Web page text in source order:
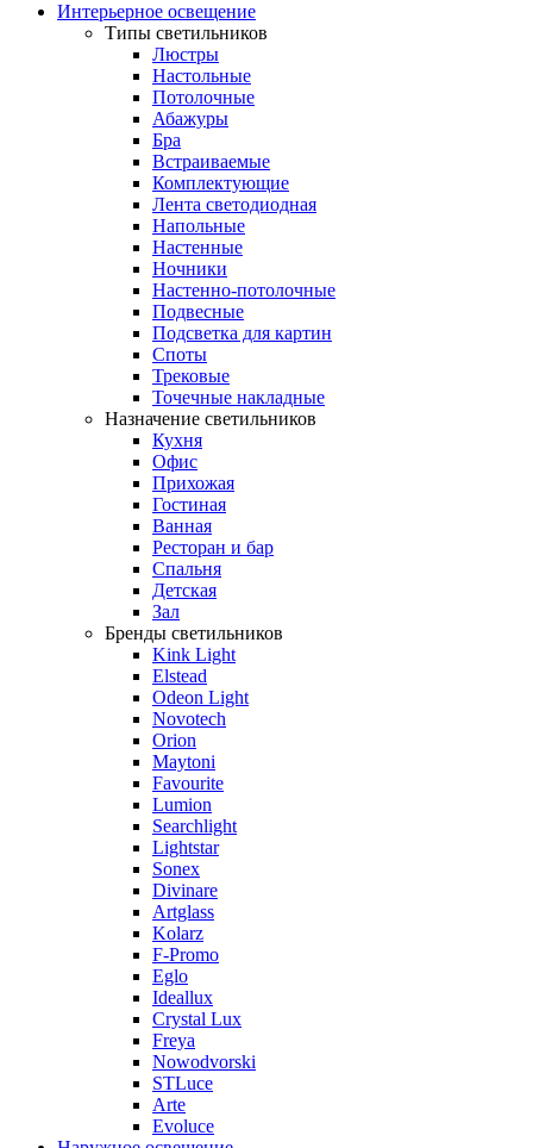
Интерьерное освещение
Типы светильников
Люстры
Настольные
Потолочные
Абажуры
Бра
Встраиваемые
Комплектующие
Лента светодиодная
Напольные
Настенные
Ночники
Настенно-потолочные
Подвесные
Подсветка для картин
Споты
Трековые
Точечные накладные
Назначение светильников
Кухня
Офис
Прихожая
Гостиная
Ванная
Ресторан и бар
Спальня
Детская
Зал
Бренды светильников
Kink Light
Elstead
Odeon Light
Novotech
Orion
Maytoni
Favourite
Lumion
Searchlight
Lightstar
Sonex
Divinare
Artglass
Kolarz
F-Promo
Eglo
Ideallux
Crystal Lux
Freya
Nowodvorski
STLuce
Arte
Evoluce